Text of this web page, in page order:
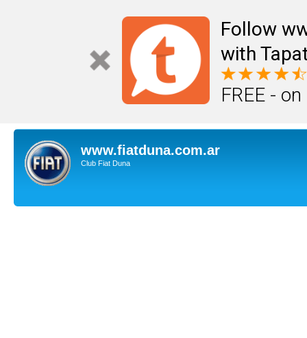
Follow
with
FREE -
www.fiatduna.com.ar
Club Fiat Duna